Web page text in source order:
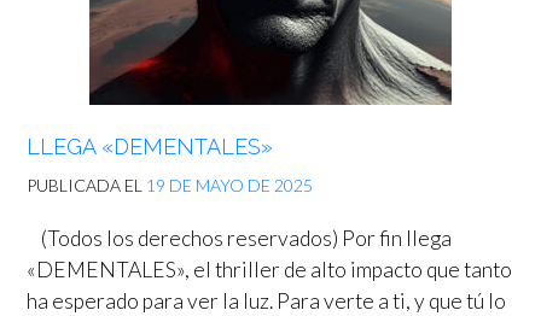
LLEGA «DEMENTALES»
PUBLICADA EL 19 DE MAYO DE 2025
(Todos los derechos reservados) Por fin llega
«DEMENTALES», el thriller de alto impacto que tanto
ha esperado para ver la luz. Para verte a ti, y que tú lo